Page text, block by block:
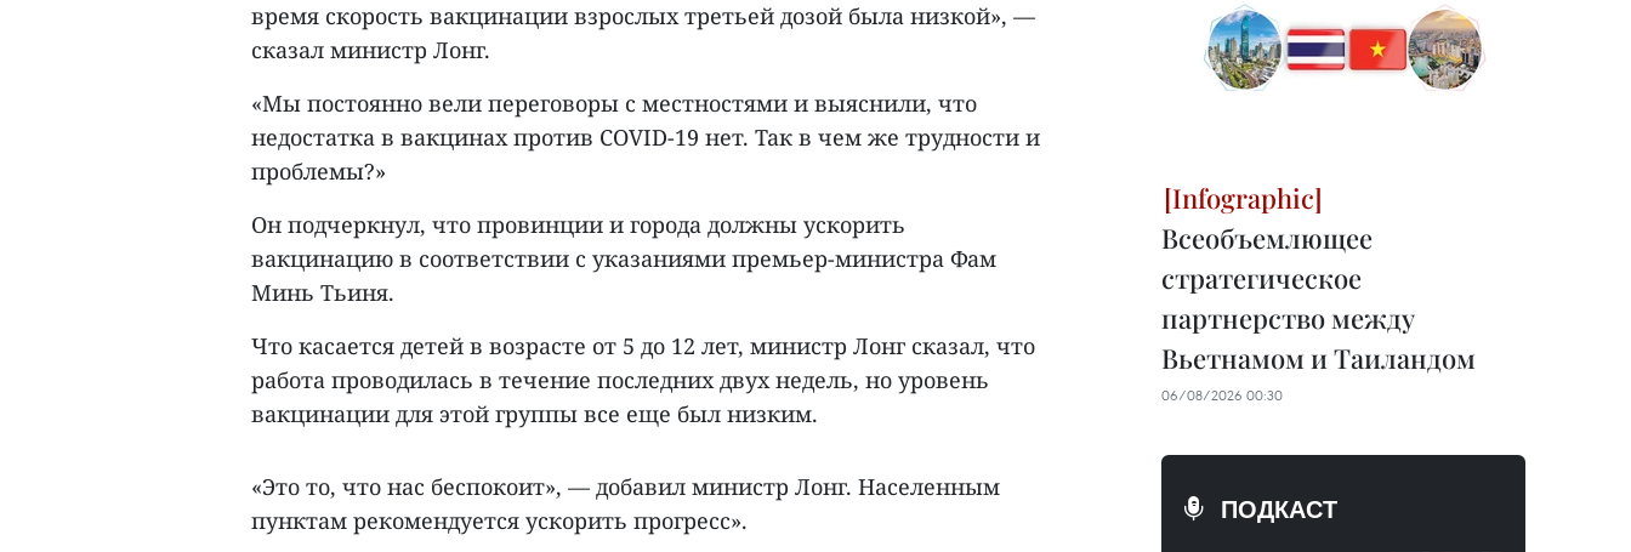
время скорость вакцинации взрослых третьей дозой была низкой», —
сказал министр Лонг.
«Мы постоянно вели переговоры с местностями и выяснили, что
недостатка в вакцинах против COVID-19 нет. Так в чем же трудности и
проблемы?»
Он подчеркнул, что провинции и города должны ускорить
вакцинацию в соответствии с указаниями премьер-министра Фам
Минь Тьиня.
Что касается детей в возрасте от 5 до 12 лет, министр Лонг сказал, что
работа проводилась в течение последних двух недель, но уровень
вакцинации для этой группы все еще был низким.
«Это то, что нас беспокоит», — добавил министр Лонг. Населенным
пунктам рекомендуется ускорить прогресс».
Всеобъемлющее
стратегическое
партнерство между
Вьетнамом и Таиландом
06/08/2026 00:30
ПОДКАСТ